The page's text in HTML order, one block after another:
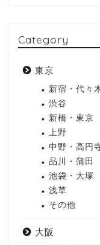
Category
東京
新宿・代々
渋谷
新橋・東京
上野
中野・高円
品川・蒲田
池袋・大塚
浅草
その他
大阪